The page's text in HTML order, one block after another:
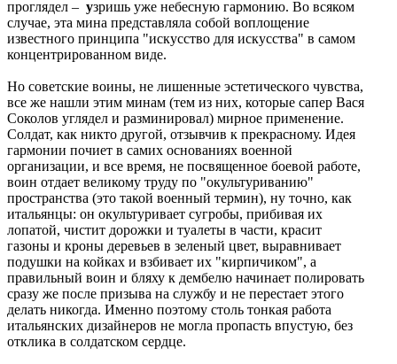
проглядел – узришь уже небесную гармонию. Во всяком
случае, эта мина представляла собой воплощение
известного принципа "искусство для искусства" в самом
концентрированном виде.
Но советские воины, не лишенные эстетического чувства,
все же нашли этим минам (тем из них, которые сапер Вася
Соколов углядел и разминировал) мирное применение.
Солдат, как никто другой, отзывчив к прекрасному. Идея
гармонии почиет в самих основаниях военной
организации, и все время, не посвященное боевой работе,
воин отдает великому труду по "окультуриванию"
пространства (это такой военный термин), ну точно, как
итальянцы: он окультуривает сугробы, прибивая их
лопатой, чистит дорожки и туалеты в части, красит
газоны и кроны деревьев в зеленый цвет, выравнивает
подушки на койках и взбивает их "кирпичиком", а
правильный воин и бляху к дембелю начинает полировать
сразу же после призыва на службу и не перестает этого
делать никогда. Именно поэтому столь тонкая работа
итальянских дизайнеров не могла пропасть впустую, без
отклика в солдатском сердце.